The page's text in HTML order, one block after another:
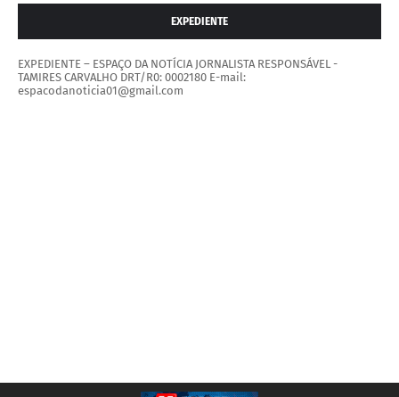
EXPEDIENTE
EXPEDIENTE – ESPAÇO DA NOTÍCIA JORNALISTA RESPONSÁVEL -
TAMIRES CARVALHO DRT/R0: 0002180 E-mail:
espacodanoticia01@gmail.com